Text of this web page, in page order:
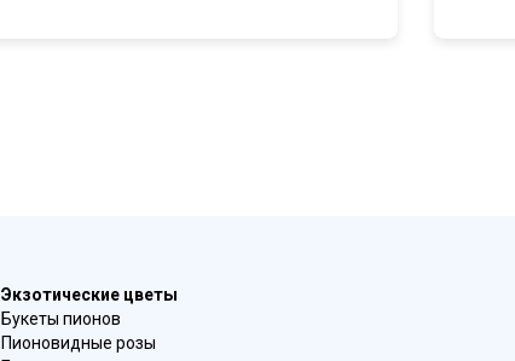
Экзотические цветы
Букеты пионов
Пионовидные розы